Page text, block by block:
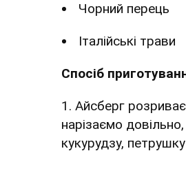
Чорний перець
Італійські трави
Спосіб
1. Айсберг
нарізаємо
кукурудзу,